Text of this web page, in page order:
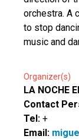
orchestra. A
to stop
music and
Organizer(s)
LA NOCHE
Contact
Tel: +
Email: